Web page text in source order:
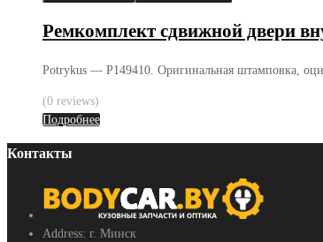
Ремкомплект сдвижной двери
Potrykus — P149410. Оригинальная штамповка,
(0 reviews)
Подробнее
Контакты
Address: г. Минск